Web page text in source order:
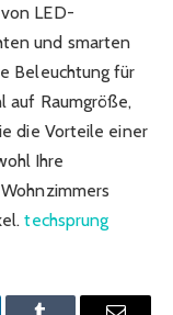
LED-
und smarten
Beleuchtung für
auf Raumgröße,
die Vorteile einer
Ihre
techsprung